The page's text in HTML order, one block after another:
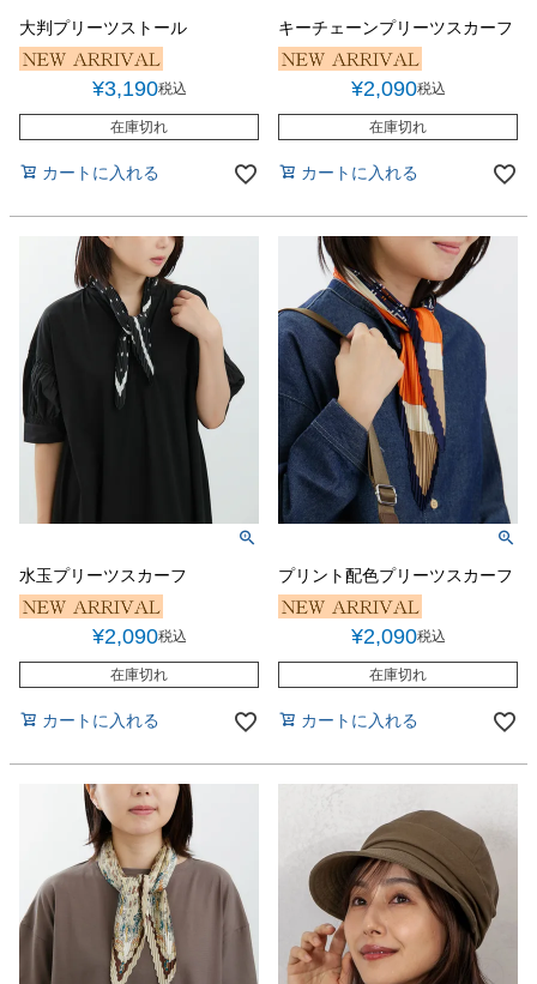
大判プリーツストール
¥3,190税込
在庫切れ
カートに入れる
キーチェーンプリーツスカーフ
¥2,090税込
在庫切れ
カートに入れる
水玉プリーツスカーフ
¥2,090税込
在庫切れ
カートに入れる
プリント配色プリーツスカーフ
¥2,090税込
在庫切れ
カートに入れる